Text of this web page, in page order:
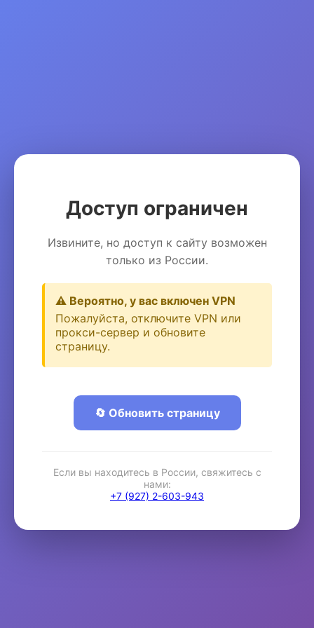
Доступ ограничен
Извините, но доступ к сайту возможен
только из России.
⚠️ Вероятно, у вас включен VPN
Пожалуйста, отключите VPN или
прокси-сервер и обновите
страницу.
🔄 Обновить страницу
Если вы находитесь в России, свяжитесь с
нами:
+7 (927) 2-603-943